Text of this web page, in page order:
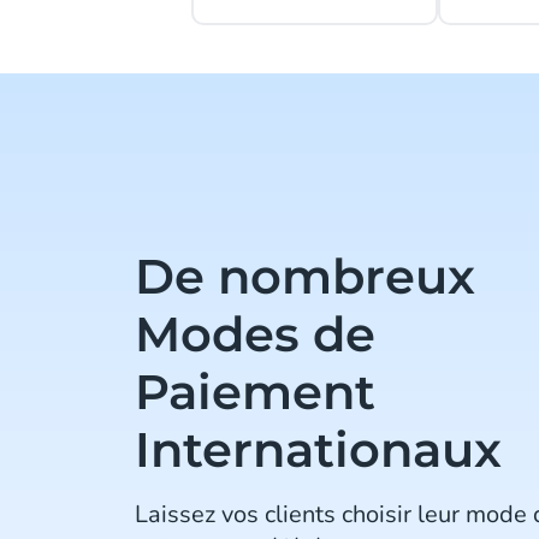
De nombreux
Modes de
Paiement
Internationaux
Laissez vos clients choisir leur mode